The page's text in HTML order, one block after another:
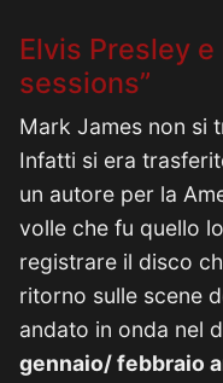
Elvis Presley
sessions”
Mark James non si
Infatti si era
un autore per la
volle che fu quello
registrare il disco
ritorno sulle scene
andato in onda nel
gennaio/ febbraio